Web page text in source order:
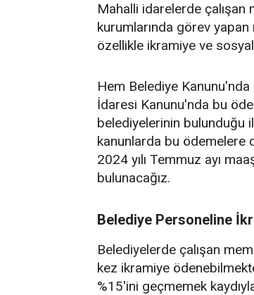
Mahalli idarelerde çalışan
kurumlarında görev yapan
özellikle ikramiye ve
Hem Belediye
İdaresi Kanunu'nda bu
belediyelerinin bulunduğu
kanunlarda bu ödemelere
2024 yılı Temmuz ayı
bulunacağız.
Belediye Personeline
Belediyelerde çalışan
kez ikramiye
%15'ini geçmemek